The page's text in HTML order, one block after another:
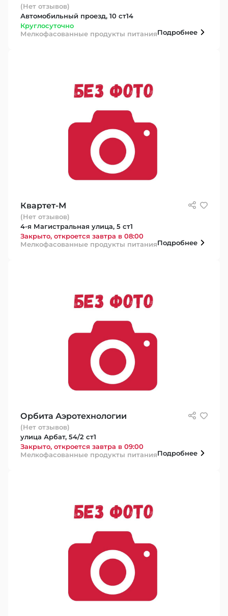
(Нет отзывов)
Автомобильный проезд, 10 ст14
Круглосуточно
Мелкофасованные продукты питанияПодробнее
Квартет-М
(Нет отзывов)
4-я Магистральная улица, 5 ст1
Закрыто, откроется завтра в 08:00
Мелкофасованные продукты питанияПодробнее
Орбита Аэротехнологии
(Нет отзывов)
улица Арбат, 54/2 ст1
Закрыто, откроется завтра в 09:00
Мелкофасованные продукты питанияПодробнее